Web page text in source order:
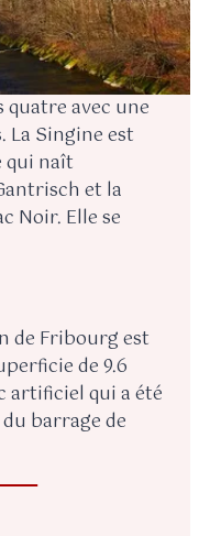
quatre avec une
La Singine est
qui naît
et la
Noir. Elle se
de Fribourg est
de 9.6
artificiel qui a été
barrage de